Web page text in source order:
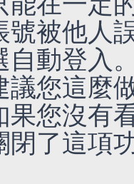
號被他人
自動登入
議您這麼
果您沒有
閉了這項